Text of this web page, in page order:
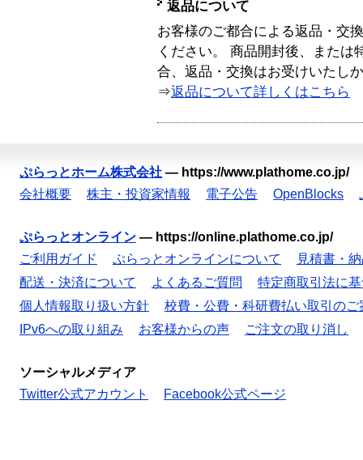
返品について
お客様のご都合による返品・交
ください。 商品開封後、または
合、返品・交換はお受けいたし
⇒返品について詳しくはこちら
ぷらっとホーム株式会社 — https://www.plathome.co.jp/
会社概要
株主・投資家情報 電子公告 OpenBlocks
ぷらっとオンライン — https://online.plathome.co.jp/
ご利用ガイド
ぷらっとオンラインについて
見積書・
配送・決済について
よくあるご質問
特定商取引法に
個人情報取り扱い方針
校費・公費・科研費払い取引のご
IPv6への取り組み
お客様からの声 ご注文の取り消し
ソーシャルメディア
Twitter公式アカウント
Facebook公式ページ